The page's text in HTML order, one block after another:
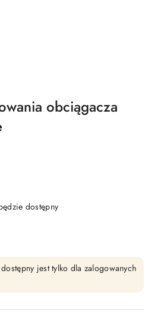
obciągacza
dostępny
jest tylko dla zalogowanych